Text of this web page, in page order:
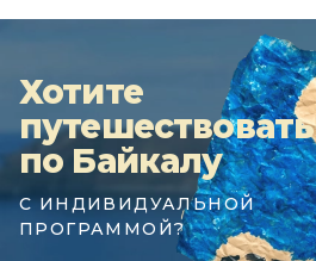
Хотите
путешествовать
по Байкалу
С ИНДИВИДУАЛЬНОЙ
ПРОГРАММОЙ?